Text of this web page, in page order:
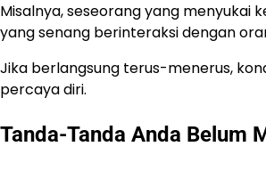
Misalnya, seseorang yang menyukai
yang senang berinteraksi dengan
Jika berlangsung terus-menerus,
percaya diri.
Tanda-Tanda Anda Belum